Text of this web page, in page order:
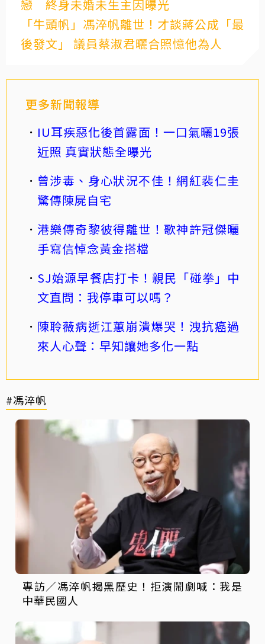
戀 終身未婚未生主因曝光
「牛頭帆」馮淬帆離世！才談蔣公成「最
後發文」 議員蔡淑君曬合照憶他為人
更多新聞報導
IU耳疾惡化後首露面！一口氣曬19張
近照 真實狀態全曝光
曾涉毒、身心狀況不佳！網紅裴仁圭
驚傳陳屍自宅
港樂傳奇黎彼得離世！歌神許冠傑曬
手寫信悼念黃金搭檔
SJ始源早餐店打卡！親民「碰拳」中
文直問：我停車可以嗎？
陳聆薇病逝江蕙崩潰爆哭！洩抗癌過
來人心聲：早知讓她多化一點
#馮淬帆
專訪／馮淬帆揭黑歷史！拒演鬧劇喊：我是
中華民國人